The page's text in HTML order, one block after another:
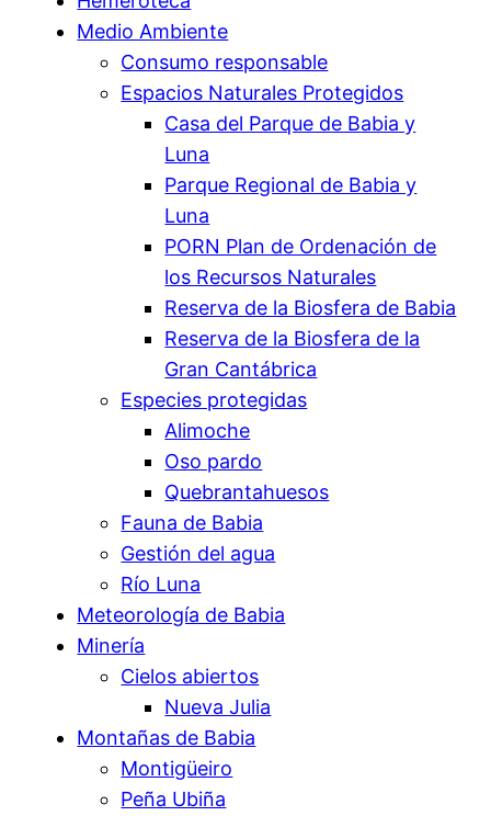
Medio Ambiente
Consumo responsable
Espacios Naturales Protegidos
Casa del Parque de Babia y
Luna
Parque Regional de Babia y
Luna
PORN Plan de Ordenación de
los Recursos Naturales
Reserva de la Biosfera de Babia
Reserva de la Biosfera de la
Gran Cantábrica
Especies protegidas
Alimoche
Oso pardo
Quebrantahuesos
Fauna de Babia
Gestión del agua
Río Luna
Meteorología de Babia
Minería
Cielos abiertos
Nueva Julia
Montañas de Babia
Montigüeiro
Peña Ubiña